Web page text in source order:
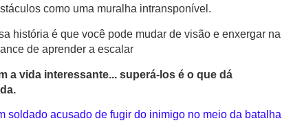
como uma muralha intransponível.
história é que você pode mudar de visão e enxergar na
de aprender a escalar
a vida interessante... superá-los é o que dá
soldado acusado de fugir do inimigo no meio da batalha